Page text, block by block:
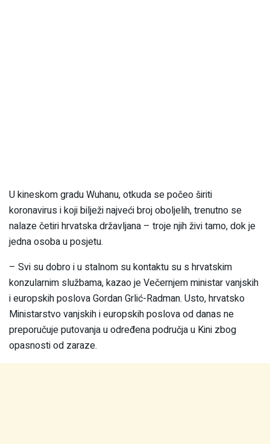
U kineskom gradu Wuhanu, otkuda se počeo širiti
koronavirus i koji bilježi najveći broj oboljelih, trenutno se
nalaze četiri hrvatska državljana – troje njih živi tamo, dok je
jedna osoba u posjetu.
– Svi su dobro i u stalnom su kontaktu su s hrvatskim
konzularnim službama, kazao je Večernjem ministar vanjskih
i europskih poslova Gordan Grlić-Radman. Usto, hrvatsko
Ministarstvo vanjskih i europskih poslova od danas ne
preporučuje putovanja u određena područja u Kini zbog
opasnosti od zaraze.